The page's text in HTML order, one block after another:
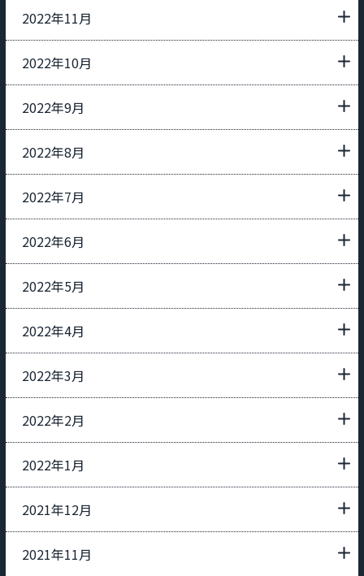
2022年11月
2022年10月
2022年9月
2022年8月
2022年7月
2022年6月
2022年5月
2022年4月
2022年3月
2022年2月
2022年1月
2021年12月
2021年11月